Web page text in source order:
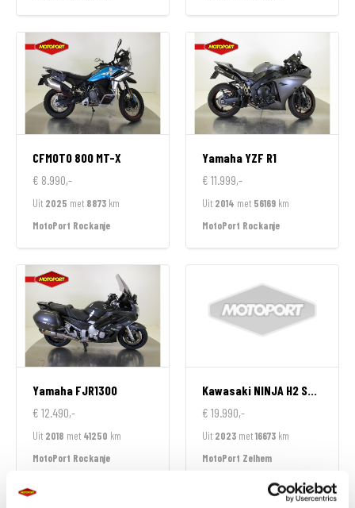
CFMOTO 800 MT-X
€ 8.990,-
Uit 2025 met 8873 km
MotoPort Rockanje
YamahaYZF R1
€ 11.999,-
Uit 2014 met 56169 km
MotoPort Rockanje
Yamaha FJR1300
€ 12.490,-
Uit 2018 met 41250 km
MotoPort Rockanje
Kawasaki NINJA H2 SX SPECIAL EDITION
€ 19.990,-
Uit 2023 met16673 km
MotoPort Zelhem